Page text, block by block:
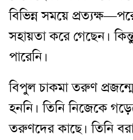
বিভিন্ন সময়ে
সহায়তা করে গেছেন।
পারেনি।
বিপুল চাকমা তরুণ
হননি। তিনি নিজেকে
তরুণদের কাছে। তিনি